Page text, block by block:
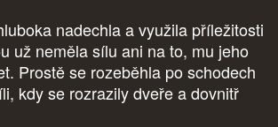
nadechla a využila příležitosti
už neměla sílu ani na to, mu jeho
Prostě se rozeběhla po schodech
kdy se rozrazily dveře a dovnitř